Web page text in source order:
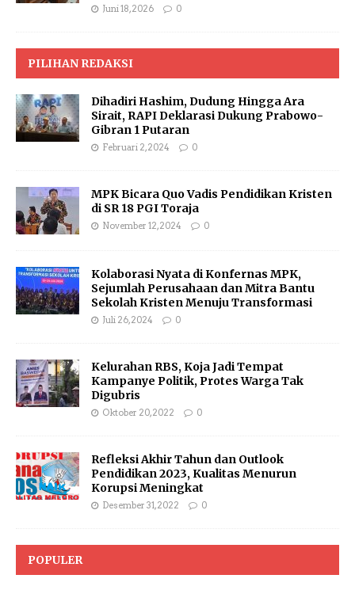
Juni 18, 2026 0
PILIHAN REDAKSI
Dihadiri Hashim, Dudung Hingga Ara
Sirait, RAPI Deklarasi Dukung Prabowo-
Gibran 1 Putaran
Februari 2, 2024 0
MPK Bicara Quo Vadis Pendidikan Kristen
di SR 18 PGI Toraja
November 12, 2024 0
Kolaborasi Nyata di Konfernas MPK,
Sejumlah Perusahaan dan Mitra Bantu
Sekolah Kristen Menuju Transformasi
Juli 26, 2024 0
Kelurahan RBS, Koja Jadi Tempat
Kampanye Politik, Protes Warga Tak
Digubris
Oktober 20, 2022 0
Refleksi Akhir Tahun dan Outlook
Pendidikan 2023, Kualitas Menurun
Korupsi Meningkat
Desember 31, 2022 0
POPULER